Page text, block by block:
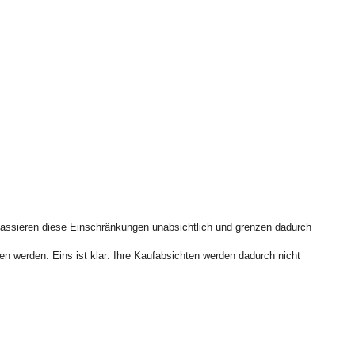
diese Einschränkungen unabsichtlich und grenzen dadurch
werden. Eins ist klar: Ihre Kaufabsichten werden dadurch nicht